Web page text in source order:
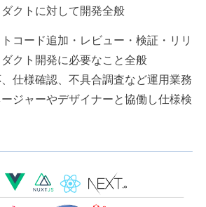
クトに対して開発全般
コード追加・レビュー・検証・リリ
クト開発に必要なこと全般
仕様確認、不具合調査など運用業務
ジャーやデザイナーと協働し仕様検